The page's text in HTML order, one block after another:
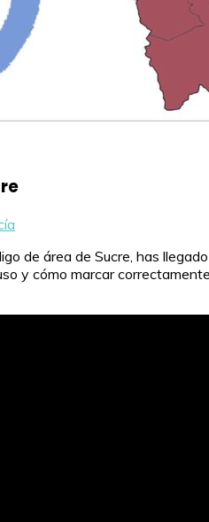
de área de Sucre, has
y cómo marcar